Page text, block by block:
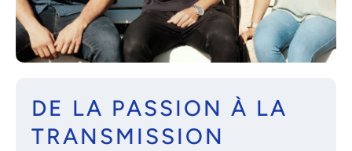
DE LA PASSION À LA
TRANSMISSION